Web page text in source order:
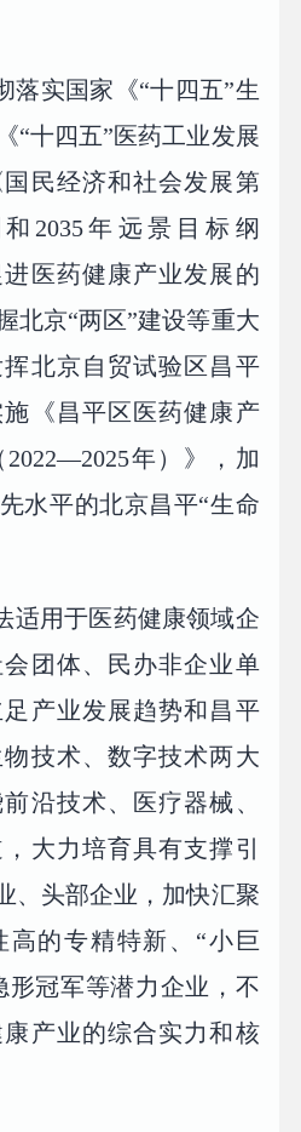
实国家《“十四五”生
“十四五”医药工业发展
民经济和社会发展第
2035年远景目标纲
医药健康产业发展的
北京“两区”建设等重大
北京自贸试验区昌平
《昌平区医药健康产
年）》，加
水平的北京昌平“生命
用于医药健康领域企
团体、民办非企业单
产业发展趋势和昌平
技术、数字技术两大
沿技术、医疗器械、
大力培育具有支撑引
、头部企业，加快汇聚
高的专精特新、“小巨
形冠军等潜力企业，不
产业的综合实力和核